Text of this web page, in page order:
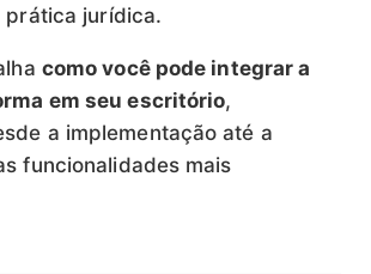
jurídica.
como você pode integrar a
em seu escritório,
a implementação até a
funcionalidades mais